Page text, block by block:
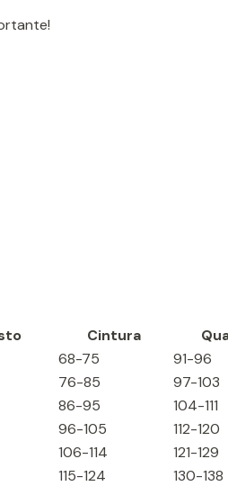
Cintura
68-75
91-96
76-85
97-103
86-95
104-111
96-105
112-120
106-114
121-129
115-124
130-138